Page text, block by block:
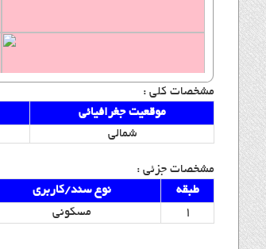
مشخصات کلی :
موقعیت جغرافیائی
شمالی
مشخصات جزئی :
طبقه
نوع سند/کاربری
1
مسکونی